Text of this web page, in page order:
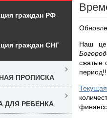
Наш
сжатые
период!!
граждан РФ
граждан СНГ
ПРОПИСКА
ДЛЯ РЕБЕНКА